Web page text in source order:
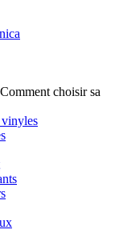
Comment choisir sa
vinyles